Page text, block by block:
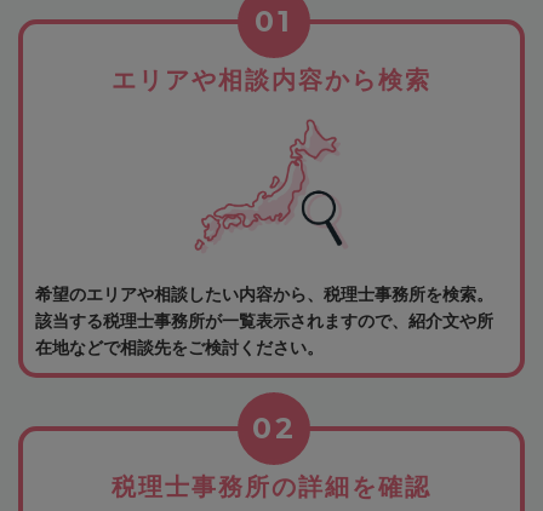
エリアや相談内容から検索
01
希望のエリアや相談したい内容から、税理士事務所を検索。
該当する税理士事務所が一覧表示されますので、紹介文や所
在地などで相談先をご検討ください。
税理士事務所の詳細を確認
02